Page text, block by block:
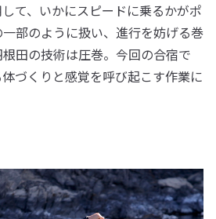
て、いかにスピードに乗るかがポ
部のように扱い、進行を妨げる巻
田の技術は圧巻。今回の合宿で
づくりと感覚を呼び起こす作業に